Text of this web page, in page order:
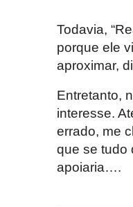
Todavia,
porque ele
aproximar,
Entretanto,
interesse.
errado, me
que se tudo
apoiaria….